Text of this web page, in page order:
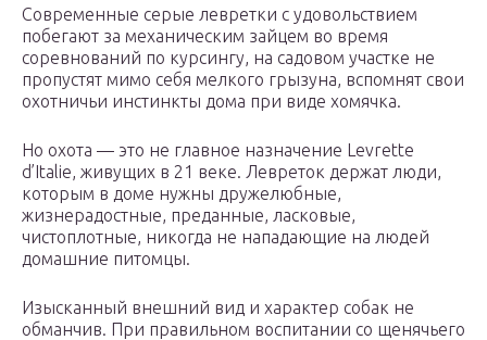
Современные серые левретки с удовольствием
побегают за механическим зайцем во время
соревнований по курсингу, на садовом участке не
пропустят мимо себя мелкого грызуна, вспомнят свои
охотничьи инстинкты дома при виде хомячка.
Но охота — это не главное назначение Levrette
d’Italie, живущих в 21 веке. Левреток держат люди,
которым в доме нужны дружелюбные,
жизнерадостные, преданные, ласковые,
чистоплотные, никогда не нападающие на людей
домашние питомцы.
Изысканный внешний вид и характер собак не
обманчив. При правильном воспитании со щенячьего